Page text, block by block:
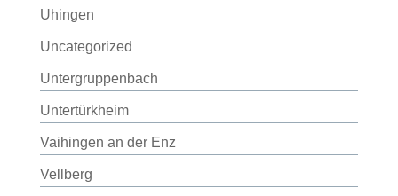
Uhingen
Uncategorized
Untergruppenbach
Untertürkheim
Vaihingen an der Enz
Vellberg